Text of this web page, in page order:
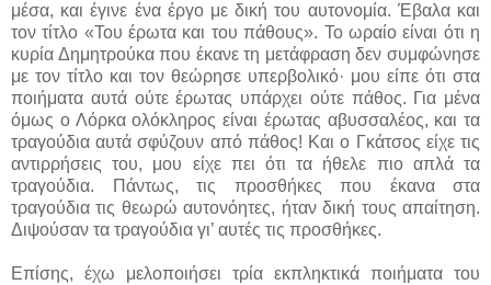
μέσα, και έγινε ένα έργο με δική του αυτονομία. Έβαλα και
τον τίτλο «Του έρωτα και του πάθους». Το ωραίο είναι ότι η
κυρία Δημητρούκα που έκανε τη μετάφραση δεν συμφώνησε
με τον τίτλο και τον θεώρησε υπερβολικό· μου είπε ότι στα
ποιήματα αυτά ούτε έρωτας υπάρχει ούτε πάθος. Για μένα
όμως ο Λόρκα ολόκληρος είναι έρωτας αβυσσαλέος, και τα
τραγούδια αυτά σφύζουν από πάθος! Και ο Γκάτσος είχε τις
αντιρρήσεις του, μου είχε πει ότι τα ήθελε πιο απλά τα
τραγούδια. Πάντως, τις προσθήκες που έκανα στα
τραγούδια τις θεωρώ αυτονόητες, ήταν δική τους απαίτηση.
Διψούσαν τα τραγούδια γι’ αυτές τις προσθήκες.
Επίσης, έχω μελοποιήσει τρία εκπληκτικά ποιήματα του